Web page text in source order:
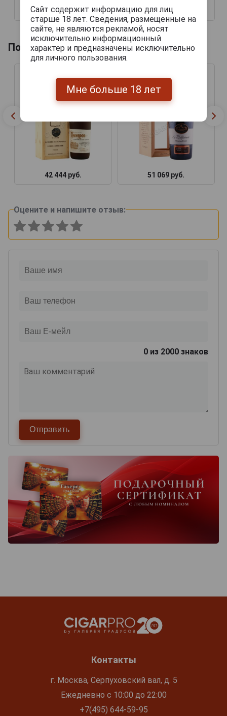
42 444 руб. 51 069 руб.
Похожие товары по году производства
42 444 руб. 51 069 руб.
Оцените и напишите отзыв:
0 из 2000 знаков
Контакты
г. Москва, Серпуховский вал, д. 5
Ежедневно с 10:00 до 22:00
+7(495) 644-59-95
Сайт содержит информацию для лиц
старше 18 лет. Сведения, размещенные на
сайте, не являются рекламой, носят
исключительно информационный
характер и предназначены исключительно
для личного пользования.
Мне больше 18 лет